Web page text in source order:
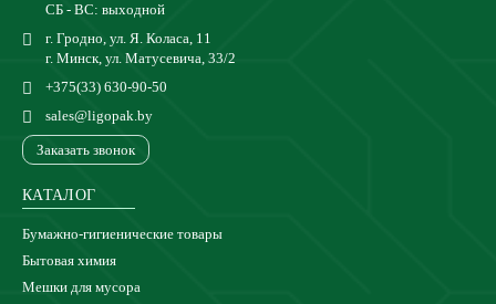
СБ - ВС: выходной
г. Гродно, ул. Я. Коласа, 11
г. Минск, ул. Матусевича, 33/2
+375(33) 630-90-50
sales@ligopak.by
Заказать звонок
КАТАЛОГ
Бумажно-гигиенические товары
Бытовая химия
Мешки для мусора